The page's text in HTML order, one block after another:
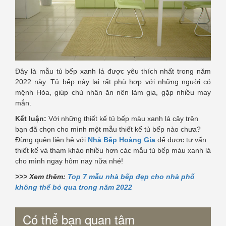
Đây là mẫu tủ bếp xanh lá được yêu thích nhất trong năm
2022 này. Tủ bếp này lại rất phù hợp với những người có
mệnh Hỏa, giúp chủ nhân ăn nên làm gia, gặp nhiều may
mắn.
Kết luận: Với những thiết kế tủ bếp màu xanh lá cây trên
bạn đã chọn cho mình một mẫu thiết kế tủ bếp nào chưa?
Đừng quên liên hệ với Nhà Bếp Hoàng Gia để được tư vấn
thiết kế và tham khảo nhiều hơn các mẫu tủ bếp màu xanh lá
cho mình ngay hôm nay nữa nhé!
>>> Xem thêm: Top 7 mẫu nhà bếp đẹp cho nhà phố
không thể bỏ qua trong năm 2022
Có thể bạn quan tâm